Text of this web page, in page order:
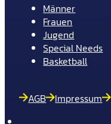
Männer
Frauen
Jugend
Special Needs
Basketball
AGB Impressum